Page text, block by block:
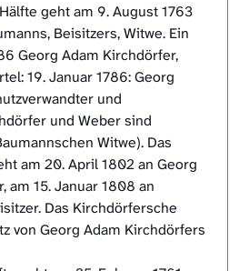
geht am 9. August 1763
Beisitzers, Witwe. Ein
Georg Adam Kirchdörfer,
19. Januar 1786: Georg
und
und Weber sind
Witwe). Das
am 20. April 1802 an Georg
am 15. Januar 1808 an
Das Kirchdörfersche
von Georg Adam Kirchdörfers